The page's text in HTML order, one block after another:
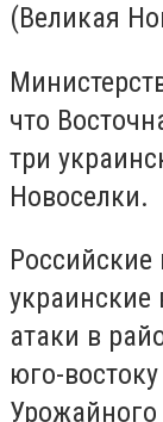
(Великая
что
три
Новоселки.
украинские
атаки в
юго-